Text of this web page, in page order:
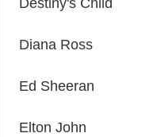
Diana Ross
Ed Sheeran
Elton John